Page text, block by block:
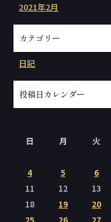
2021年2月
カテゴリー
日記
投稿日カレンダー
日
月 火
4
5 6
11
12 13
18
19 20
25
26 27